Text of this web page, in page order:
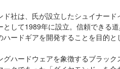
ド社は、氏が設立したシュイナー
として1989年に設立。信頼できる
ードギアを開発することを目的と
グハードウェアを象徴するブラッ